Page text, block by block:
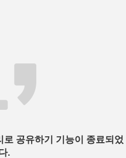
공유하기 기능이 종료되었
.